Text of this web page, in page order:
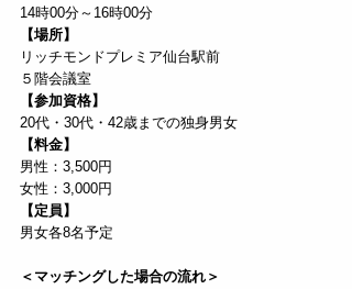
14時00分～16時00分
【場所】
リッチモンドプレミア仙台駅前
５階会議室
【参加資格】
20代・30代・42歳までの独身男女
【料金】
男性：3,500円
女性：3,000円
【定員】
男女各8名予定
＜マッチングした場合の流れ＞